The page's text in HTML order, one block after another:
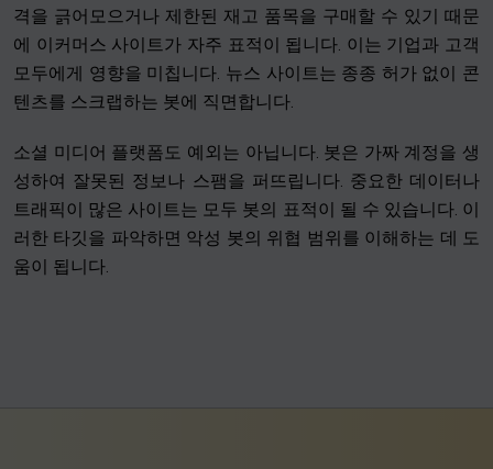
격을 긁어모으거나 제한된 재고 품목을 구매할 수 있기 때문
에 이커머스 사이트가 자주 표적이 됩니다. 이는 기업과 고객
모두에게 영향을 미칩니다. 뉴스 사이트는 종종 허가 없이 콘
텐츠를 스크랩하는 봇에 직면합니다.
소셜 미디어 플랫폼도 예외는 아닙니다. 봇은 가짜 계정을 생
성하여 잘못된 정보나 스팸을 퍼뜨립니다. 중요한 데이터나
트래픽이 많은 사이트는 모두 봇의 표적이 될 수 있습니다. 이
러한 타깃을 파악하면 악성 봇의 위협 범위를 이해하는 데 도
움이 됩니다.